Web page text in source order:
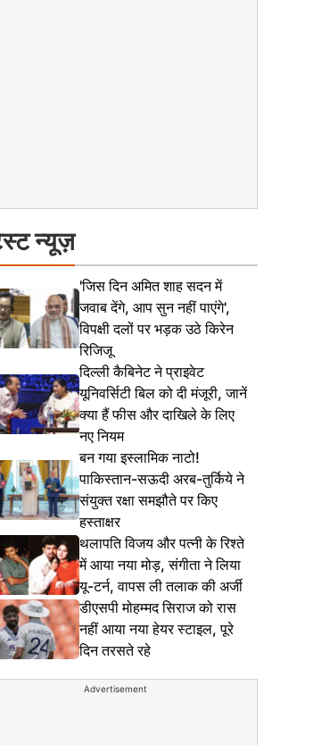
न्यूज़
'जिस दिन अमित शाह सदन में
जवाब देंगे, आप सुन नहीं पाएंगे',
विपक्षी दलों पर भड़क उठे किरेन
रिजिजू
दिल्ली कैबिनेट ने प्राइवेट
यूनिवर्सिटी बिल को दी मंजूरी, जानें
क्या हैं फीस और दाखिले के लिए
नए नियम
बन गया इस्लामिक नाटो!
पाकिस्तान-सऊदी अरब-तुर्किये ने
संयुक्त रक्षा समझौते पर किए
हस्ताक्षर
थलापति विजय और पत्नी के रिश्ते
में आया नया मोड़, संगीता ने लिया
यू-टर्न, वापस ली तलाक की अर्जी
डीएसपी मोहम्मद सिराज को रास
नहीं आया नया हेयर स्टाइल, पूरे
दिन तरसते रहे
Advertisement